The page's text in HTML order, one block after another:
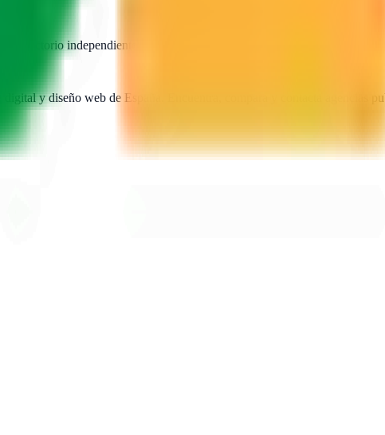
Directorio independiente
y diseño web de España. Encuentra, compara y contacta agencias